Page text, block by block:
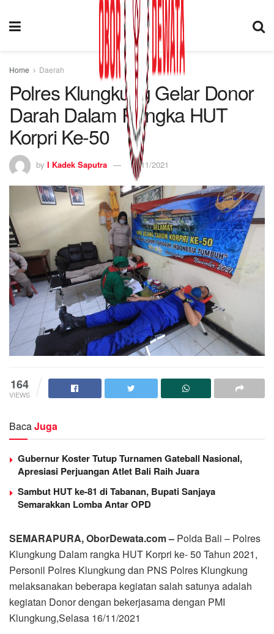
Home Daerah
Polres Klungkung Gelar Donor
Darah Dalam Rangka HUT
Korpri Ke-50
by I Kadek Saputra 16/11/2021
164
VIEWS
BacaJuga
Gubernur Koster Tutup Turnamen Gateball Nasional,
Apresiasi Perjuangan Atlet Bali Raih Juara
Sambut HUT ke-81 di Tabanan, Bupati Sanjaya
Semarakkan Lomba Antar OPD
SEMARAPURA, OborDewata.com – Polda Bali – Polres
Klungkung Dalam rangka HUT Korpri ke- 50 Tahun 2021,
Personil Polres Klungkung dan PNS Polres Klungkung
melaksanakan beberapa kegiatan salah satunya adalah
kegiatan Donor dengan bekerjasama dengan PMI
Klungkung,Selasa 16/11/2021